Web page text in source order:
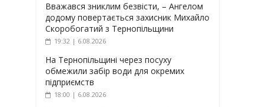
Вважався зниклим безвісти, – Ангелом
додому повертається захисник Михайло
Скоробогатий з Тернопільщини
19:32 | 6.08.2026
На Тернопільщині через посуху
обмежили забір води для окремих
підприємств
18:00 | 6.08.2026